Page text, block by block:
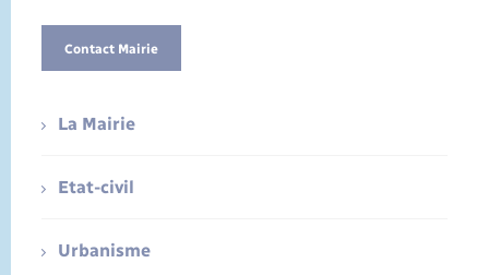
Contact Mairie
La Mairie
Etat-civil
Urbanisme